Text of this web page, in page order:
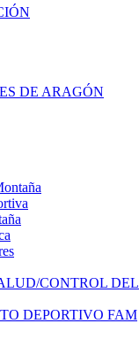
DE ARAGÓN
CONTROL DEL
DEPORTIVO FAM